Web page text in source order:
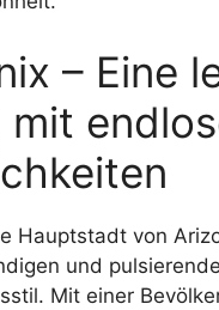
– Eine
Hauptstadt von
und
Mit einer